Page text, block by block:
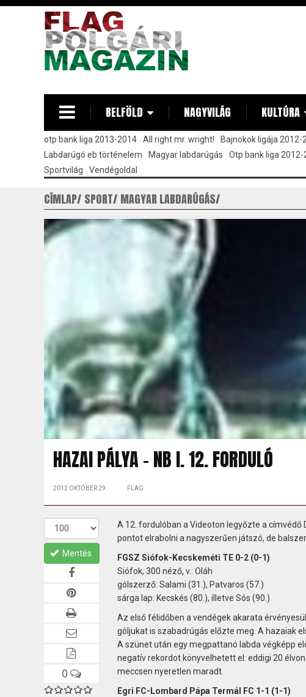
BELFÖLD NAGYVILÁG KULTÚRA
otp bank liga 2013-2014 All right mr. wright! Bajnokok ligája 2012-
Labdarúgó eb történelem
Magyar labdarúgás Otp bank liga 2012-
Sportvilág
Vendégoldal
CÍMLAP SPORT MAGYAR LABDARÚGÁS
HAZAI PÁLYA - NB I. 12. FORDULÓ
2012 OKTÓBER 29. FLAG
Mentés
0
A 12. fordulóban a Videoton legyőzte a
pontot elrabolni a nagyszerűen játszó, de
FGSZ Siófok-Kecskeméti TE 0-2 (0-1)
Siófok, 300 néző, v.: Oláh
gólszerző: Salami (31.), Patvaros (57.)
sárga lap: Kecskés (80.), illetve Sós (90.)
Az első félidőben a vendégek akarata
góljukat is szabadrúgás előzte meg. A hazaiak
A szünet után egy megpattanó labda végképp
negatív rekordot könyvelhetett el: eddigi 20
meccsen nyeretlen maradt.
Egri FC-Lombard Pápa Termál FC 1-1 (1-1)